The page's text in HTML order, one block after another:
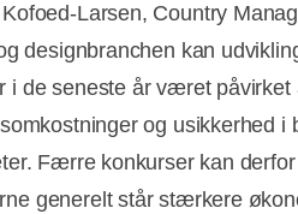
Larsen, Country
designbranchen kan
i de seneste år været påvirket
og usikkerhed i
Færre konkurser kan
generelt står stærkere